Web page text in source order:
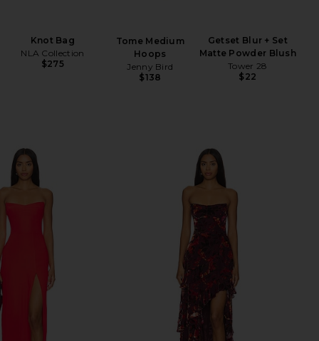
Knot Bag
NLA Collection
$275
Tome Medium
Hoops
Jenny Bird
$138
Getset Blur + Set
Matte Powder Blush
Tower 28
$22